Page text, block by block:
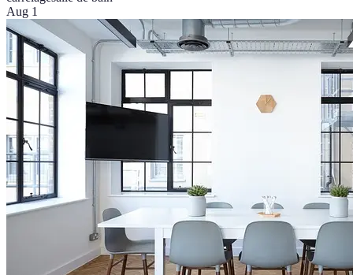
Aug 1